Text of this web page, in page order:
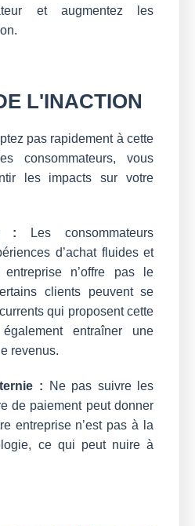
et augmentez les
L'INACTION
pas rapidement à cette
consommateurs, vous
les impacts sur votre
:
Les consommateurs
d’achat fluides et
n’offre pas le
clients peuvent se
qui proposent cette
entraîner une
revenus.
: Ne pas suivre les
de paiement peut donner
entreprise n’est pas à la
ce qui peut nuire à